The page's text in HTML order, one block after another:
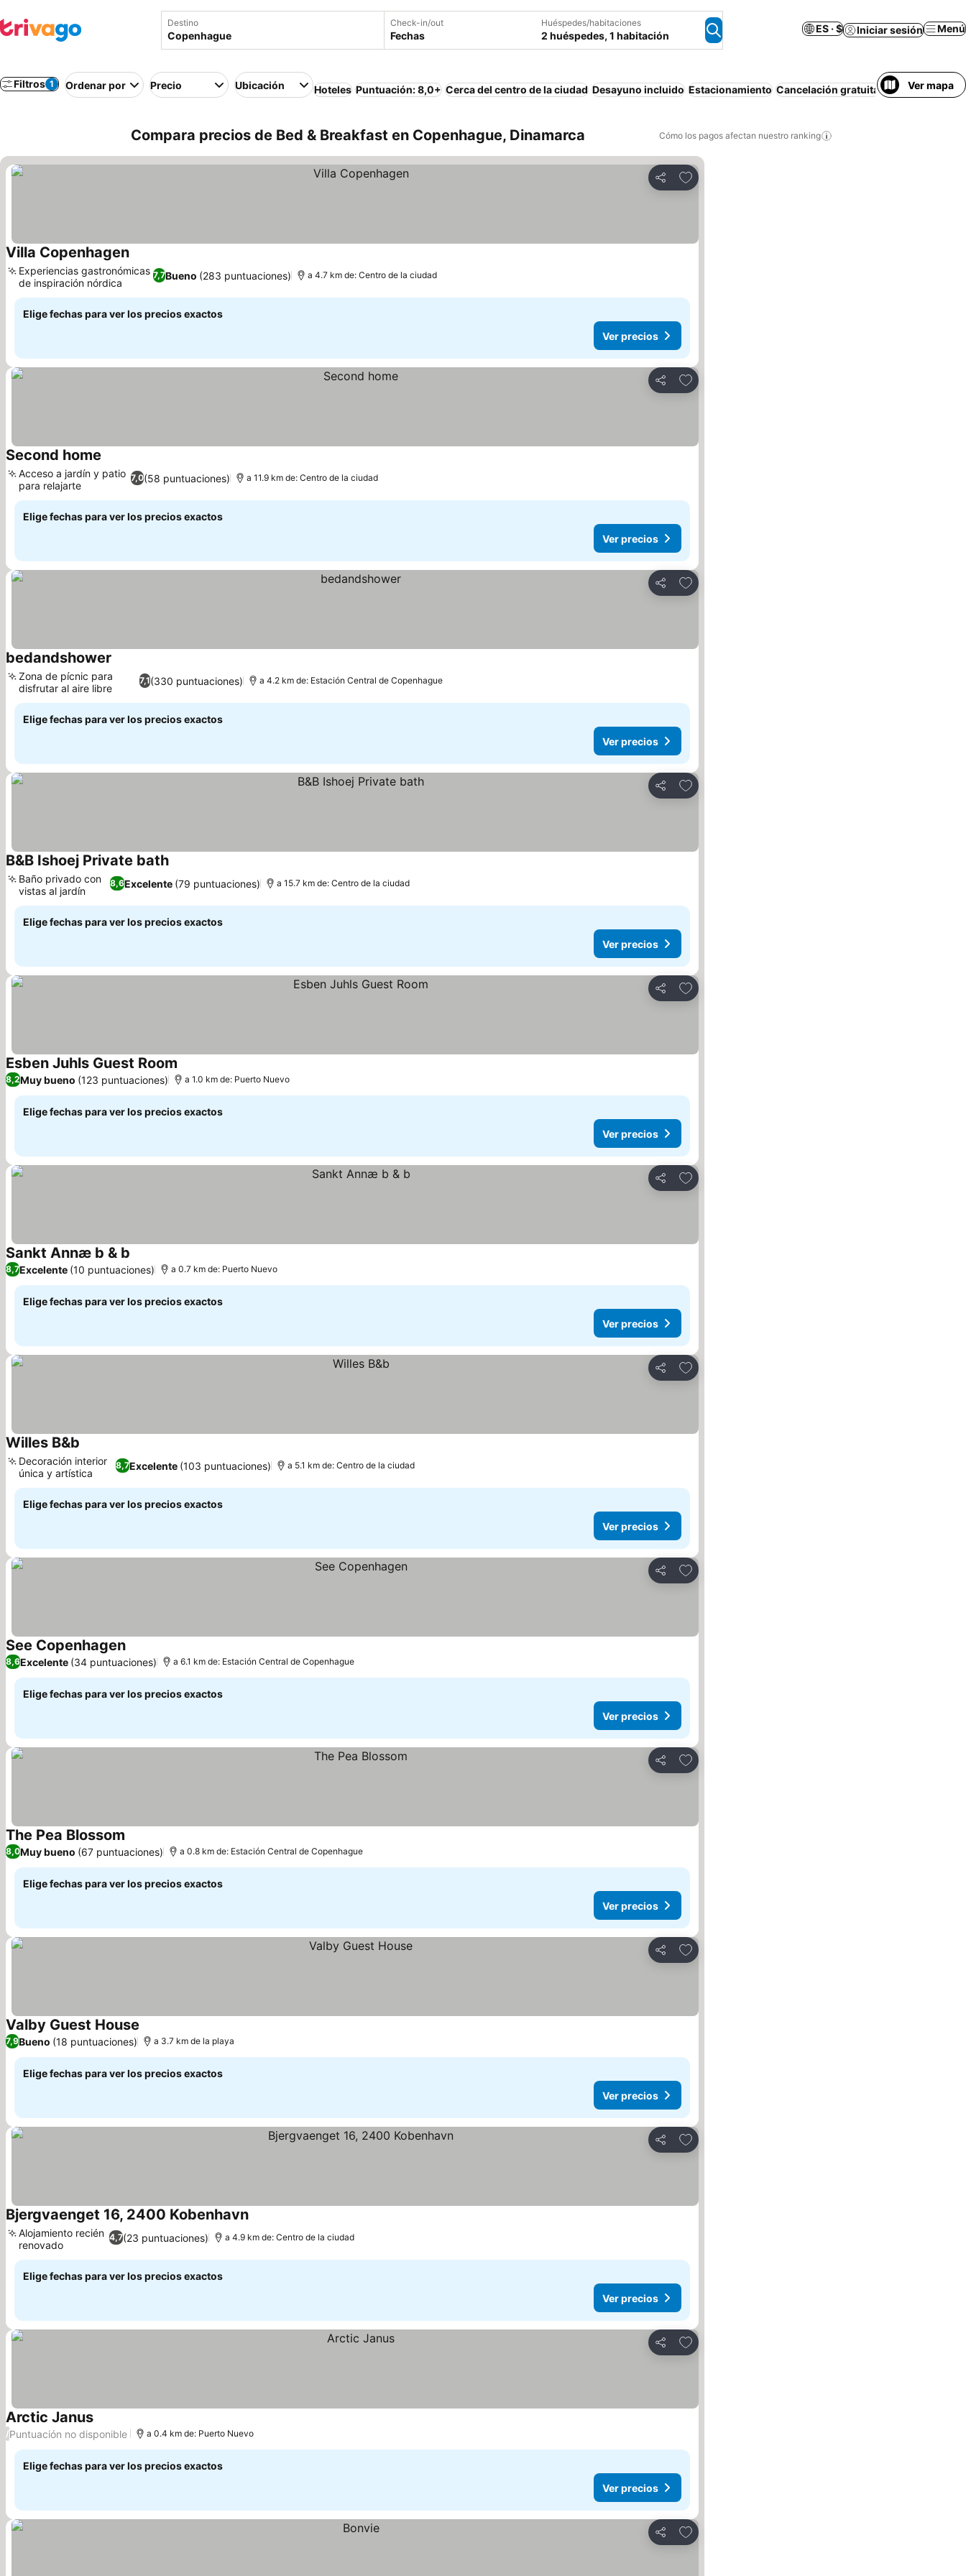
Destino Check-in/out
Fechas
Huéspedes/habitaciones
2 huéspedes, 1 habitación
ES · $ Iniciar sesión Menú
Filtros 1 Ordenar por Precio Ubicación Hoteles Puntuación: 8,0+ Cerca del centro de la ciudad Desayuno incluido Estacionamiento Cancelación gratuita Apartamento
Ver mapa
Compara precios de Bed & Breakfast en Copenhague, Dinamarca Cómo los pagos afectan nuestro ranking
Compartir
Agregar a favoritos
Villa Copenhagen
7,7Bueno (283 puntuaciones)
Experiencias gastronómicas
de inspiración nórdica
a 4.7 km de: Centro de la ciudad
Elige fechas para ver los precios exactos
Ver precios
Compartir
Agregar a favoritos
Second home
7,0(58 puntuaciones)
Acceso a jardín y patio
para relajarte
a 11.9 km de: Centro de la ciudad
Elige fechas para ver los precios exactos
Ver precios
Compartir
Agregar a favoritos
bedandshower
7,1(330 puntuaciones)
Zona de pícnic para
disfrutar al aire libre
a 4.2 km de: Estación Central de Copenhague
Elige fechas para ver los precios exactos
Ver precios
Compartir
Agregar a favoritos
B&B Ishoej Private bath
8,6Excelente (79 puntuaciones)
Baño privado con
vistas al jardín
a 15.7 km de: Centro de la ciudad
Elige fechas para ver los precios exactos
Ver precios
Compartir
Agregar a favoritos
Esben Juhls Guest Room
8,2Muy bueno (123 puntuaciones) a 1.0 km de: Puerto Nuevo
Elige fechas para ver los precios exactos
Ver precios
Compartir
Agregar a favoritos
Sankt Annæ b & b
8,7Excelente (10 puntuaciones) a 0.7 km de: Puerto Nuevo
Elige fechas para ver los precios exactos
Ver precios
Compartir
Agregar a favoritos
Willes B&b
8,7Excelente (103 puntuaciones)
Decoración interior
única y artística
a 5.1 km de: Centro de la ciudad
Elige fechas para ver los precios exactos
Ver precios
Compartir
Agregar a favoritos
See Copenhagen
8,6Excelente (34 puntuaciones) a 6.1 km de: Estación Central de Copenhague
Elige fechas para ver los precios exactos
Ver precios
Compartir
Agregar a favoritos
The Pea Blossom
8,0Muy bueno (67 puntuaciones) a 0.8 km de: Estación Central de Copenhague
Elige fechas para ver los precios exactos
Ver precios
Compartir
Agregar a favoritos
Valby Guest House
7,9Bueno (18 puntuaciones) a 3.7 km de la playa
Elige fechas para ver los precios exactos
Ver precios
Compartir
Agregar a favoritos
Bjergvaenget 16, 2400 Kobenhavn
4,7(23 puntuaciones)
Alojamiento recién
renovado
a 4.9 km de: Centro de la ciudad
Elige fechas para ver los precios exactos
Ver precios
Compartir
Agregar a favoritos
Arctic Janus
/Puntuación no disponible a 0.4 km de: Puerto Nuevo
Elige fechas para ver los precios exactos
Ver precios
Compartir
Agregar a favoritos